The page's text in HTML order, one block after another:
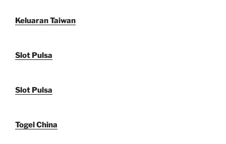
Keluaran Taiwan
Slot Pulsa
Slot Pulsa
Togel China